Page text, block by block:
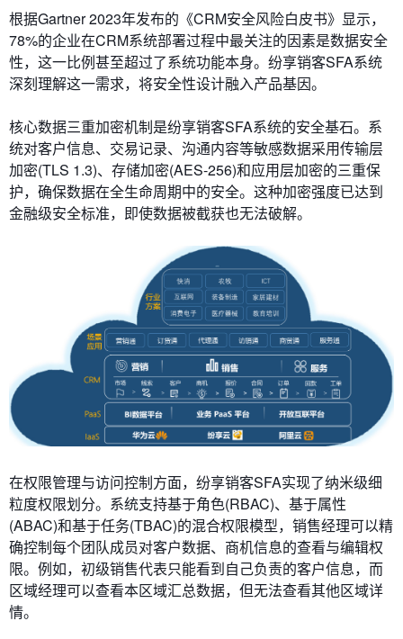
根据Gartner 2023年发布的《CRM安全风险白皮书》显示，
78%的企业在CRM系统部署过程中最关注的因素是数据安全
性，这一比例甚至超过了系统功能本身。纷享销客SFA系统
深刻理解这一需求，将安全性设计融入产品基因。
​​核心数据三重加密机制​​是纷享销客SFA系统的安全基石。系
统对客户信息、交易记录、沟通内容等敏感数据采用传输层
加密(TLS 1.3)、存储加密(AES-256)和应用层加密的三重保
护，确保数据在全生命周期中的安全。这种加密强度已达到
金融级安全标准，即使数据被截获也无法破解。
在​​权限管理与访问控制​​方面，纷享销客SFA实现了纳米级细
粒度权限划分。系统支持基于角色(RBAC)、基于属性
(ABAC)和基于任务(TBAC)的混合权限模型，销售经理可以精
确控制每个团队成员对客户数据、商机信息的查看与编辑权
限。例如，初级销售代表只能看到自己负责的客户信息，而
区域经理可以查看本区域汇总数据，但无法查看其他区域详
情。